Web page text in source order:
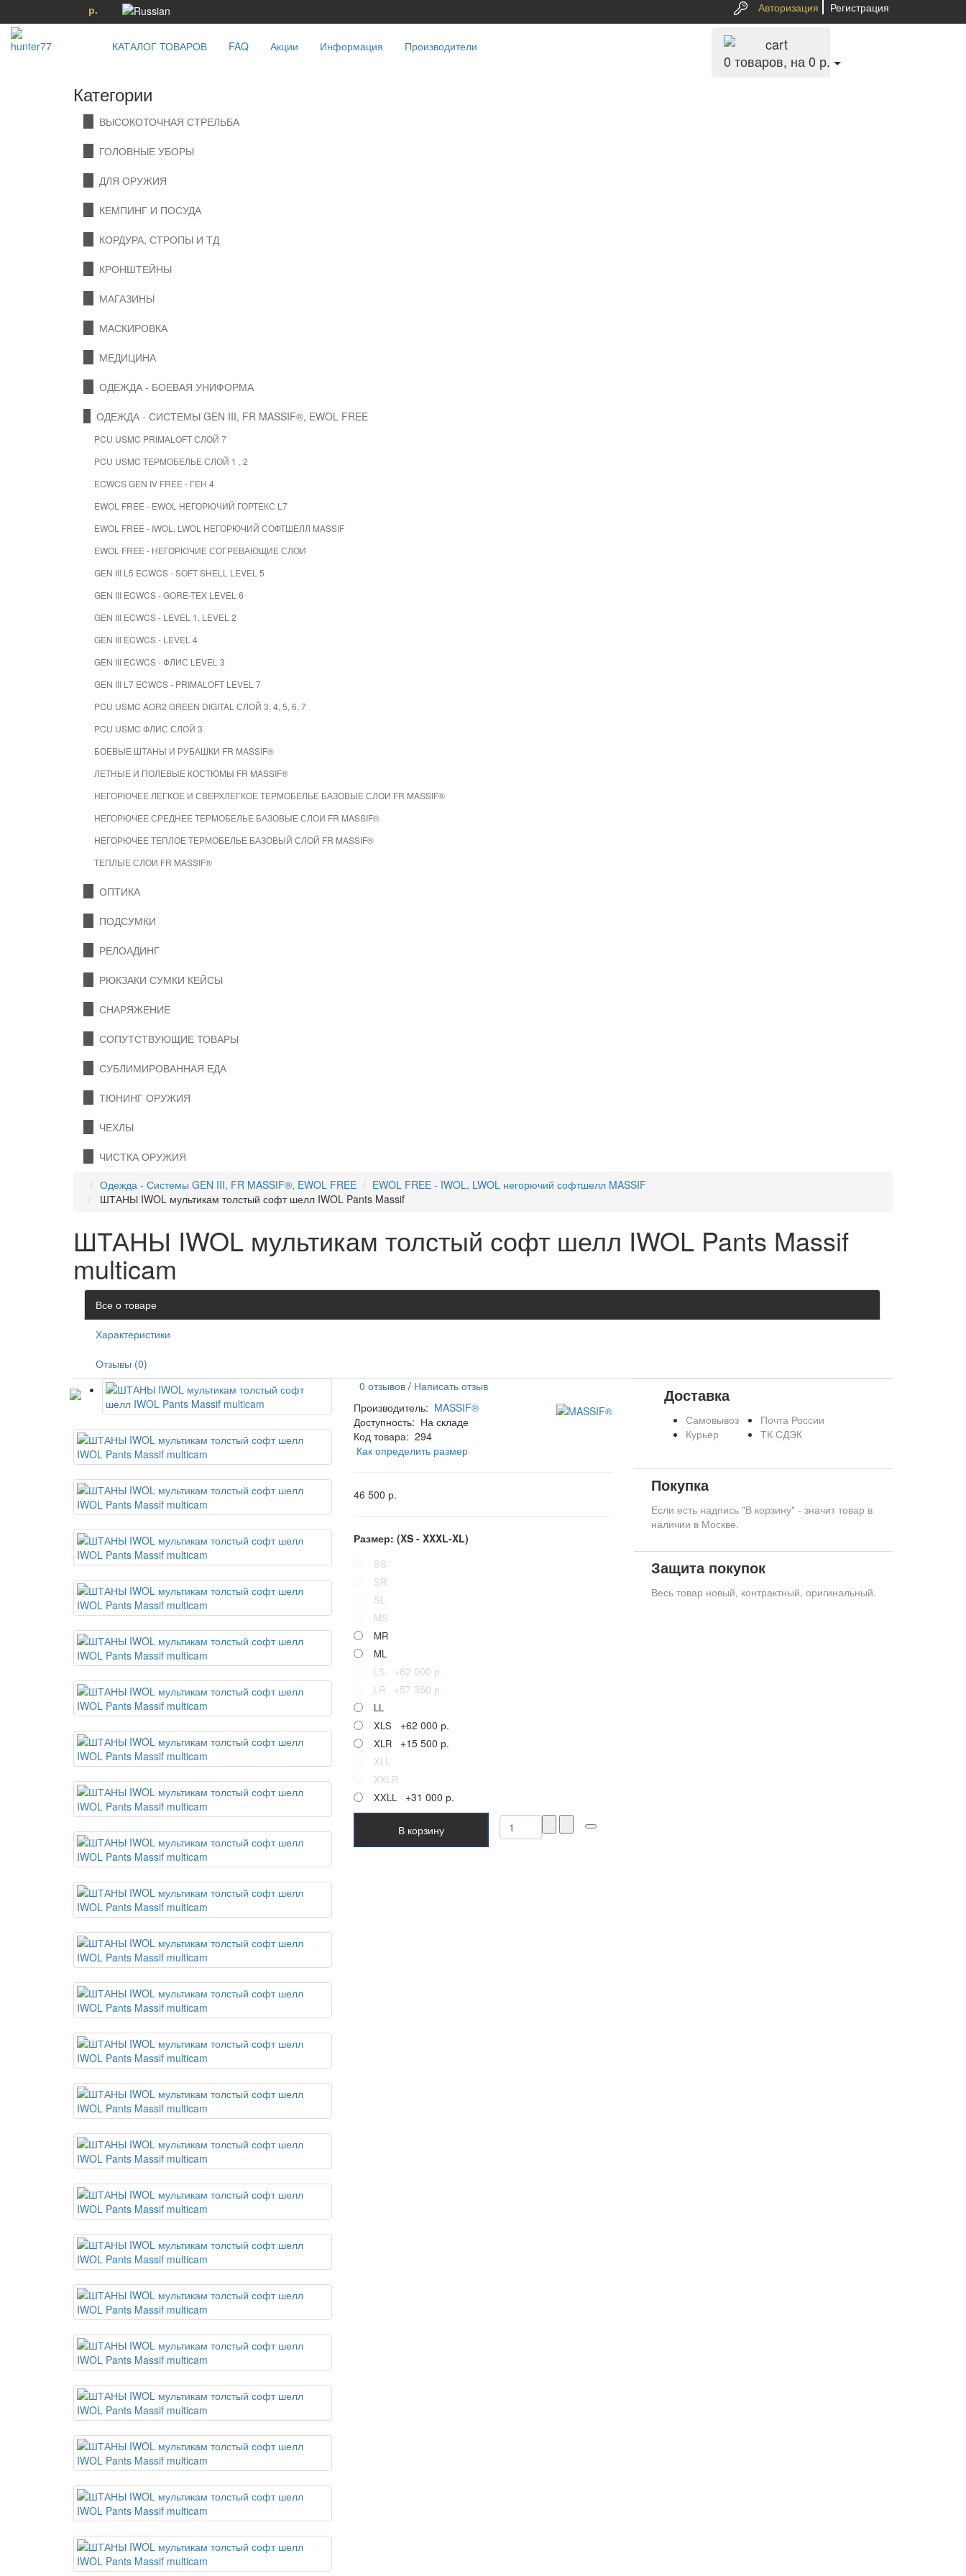
р. Авторизация Регистрация
КАТАЛОГ ТОВАРОВ FAQ Акции Информация Производители
0 товаров, на 0 р.
Категории
ВЫСОКОТОЧНАЯ СТРЕЛЬБА
ГОЛОВНЫЕ УБОРЫ
ДЛЯ ОРУЖИЯ
КЕМПИНГ И ПОСУДА
КОРДУРА, СТРОПЫ И ТД
КРОНШТЕЙНЫ
МАГАЗИНЫ
МАСКИРОВКА
МЕДИЦИНА
ОДЕЖДА - БОЕВАЯ УНИФОРМА
ОДЕЖДА - СИСТЕМЫ GEN III, FR MASSIF®, EWOL FREE
PCU USMC PRIMALOFT СЛОЙ 7
PCU USMC ТЕРМОБЕЛЬЕ СЛОЙ 1 , 2
ECWCS GEN IV FREE - ГЕН 4
EWOL FREE - EWOL НЕГОРЮЧИЙ ГОРТЕКС L7
EWOL FREE - IWOL, LWOL НЕГОРЮЧИЙ СОФТШЕЛЛ MASSIF
EWOL FREE - НЕГОРЮЧИЕ СОГРЕВАЮЩИЕ СЛОИ
GEN III L5 ECWCS - SOFT SHELL LEVEL 5
GEN III ECWCS - GORE-TEX LEVEL 6
GEN III ECWCS - LEVEL 1, LEVEL 2
GEN III ECWCS - LEVEL 4
GEN III ECWCS - ФЛИС LEVEL 3
GEN III L7 ECWCS - PRIMALOFT LEVEL 7
PCU USMC AOR2 GREEN DIGITAL СЛОЙ 3, 4, 5, 6, 7
PCU USMC ФЛИС СЛОЙ 3
БОЕВЫЕ ШТАНЫ И РУБАШКИ FR MASSIF®
ЛЕТНЫЕ И ПОЛЕВЫЕ КОСТЮМЫ FR MASSIF®
НЕГОРЮЧЕЕ ЛЕГКОЕ И СВЕРХЛЕГКОЕ ТЕРМОБЕЛЬЕ БАЗОВЫЕ СЛОИ FR MASSIF®
НЕГОРЮЧЕЕ СРЕДНЕЕ ТЕРМОБЕЛЬЕ БАЗОВЫЕ СЛОИ FR MASSIF®
НЕГОРЮЧЕЕ ТЕПЛОЕ ТЕРМОБЕЛЬЕ БАЗОВЫЙ СЛОЙ FR MASSIF®
ТЕПЛЫЕ СЛОИ FR MASSIF®
ОПТИКА
ПОДСУМКИ
РЕЛОАДИНГ
РЮКЗАКИ СУМКИ КЕЙСЫ
СНАРЯЖЕНИЕ
СОПУТСТВУЮЩИЕ ТОВАРЫ
СУБЛИМИРОВАННАЯ ЕДА
ТЮНИНГ ОРУЖИЯ
ЧЕХЛЫ
ЧИСТКА ОРУЖИЯ
Одежда - Системы GEN III, FR MASSIF®, EWOL FREE
EWOL FREE - IWOL, LWOL негорючий софтшелл MASSIF
ШТАНЫ IWOL мультикам толстый софт шелл IWOL Pants Massif
ШТАНЫ IWOL мультикам толстый софт шелл IWOL Pants Massif
multicam
Все о товаре
Характеристики
Отзывы (0)
0 отзывов / Написать отзыв
Производитель: MASSIF®
Доступность: На складе
Код товара: 294
Как определить размер
46 500 р.
Размер: (XS - XXXL-XL)
SS
SR
SL
MS
MR
ML
LS
+62 000 р.
LR +57 350 р.
LL
XLS
+62 000 р.
XLR +15 500 р.
XLL
XXLR
XXLL
+31 000 р.
В корзину
Доставка
Самовывоз
Курьер
Почта России
ТК СДЭК
Покупка
Если есть надпись "В корзину" - значит товар в
наличии в Москве.
Защита покупок
Весь товар новый, контрактный, оригинальный.